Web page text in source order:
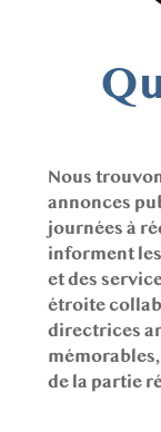
Nous
annonces
journées à
informent
et des
étroite
directrices
de la partie